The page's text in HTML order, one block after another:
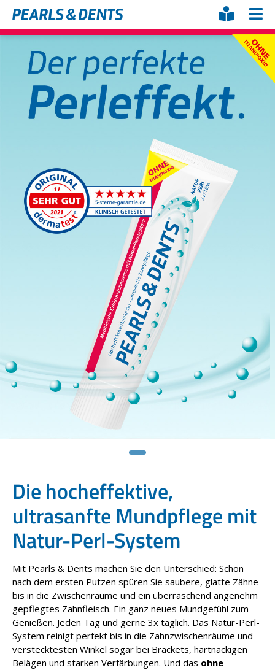
Die hocheffektive,
ultrasanfte Mundpflege mit
Natur-Perl-System
Mit Pearls & Dents machen Sie den Unterschied: Schon
nach dem ersten Putzen spüren Sie saubere, glatte Zähne
bis in die Zwischenräume und ein überraschend angenehm
gepflegtes Zahnfleisch. Ein ganz neues Mundgefühl zum
Genießen. Jeden Tag und gerne 3x täglich. Das Natur-Perl-
System reinigt perfekt bis in die Zahnzwischenräume und
verstecktesten Winkel sogar bei Brackets, hartnäckigen
Belägen und starken Verfärbungen. Und das ohne